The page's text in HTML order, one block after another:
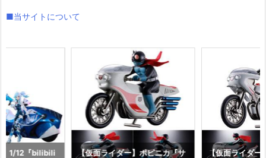
■当サイトについて
】1/12『bilibili
【仮面ライダー】ポピニカ『サ
【仮面ライダー